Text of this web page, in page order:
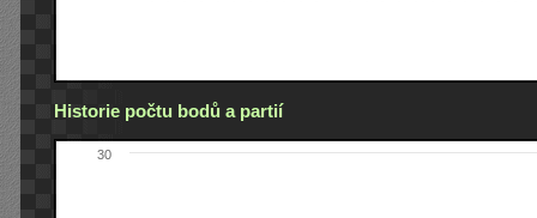
Historie počtu bodů a partií
30